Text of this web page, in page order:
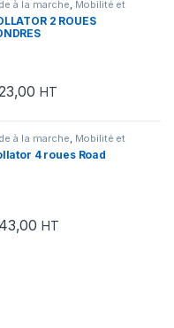
à la marche, Mobilité et
, Rollators
2 ROUES
HT
à la marche, Mobilité et
,Rollators
4 roues Road
43,00 HT